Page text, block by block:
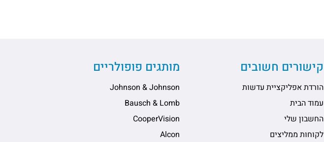
קישורים חשובים
הורדת אפליקציית עדשות
עמוד הבית
החשבון שלי
לקוחות ממליצים
מותגים פופולריים
Johnson & Johnson
Bausch & Lomb
CooperVision
Alcon